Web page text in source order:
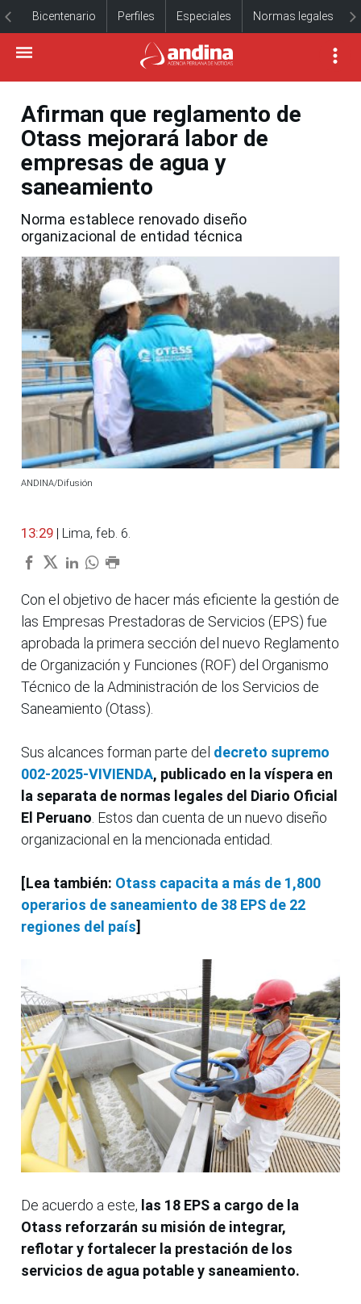
Bicentenario Perfiles Especiales Normas legales
Afirman que reglamento de
Otass mejorará labor de
empresas de agua y
saneamiento
Norma establece renovado diseño
organizacional de entidad técnica
ANDINA/Difusión
13:29 | Lima, feb. 6.
Con el objetivo de hacer más eficiente la gestión de
las Empresas Prestadoras de Servicios (EPS) fue
aprobada la primera sección del nuevo Reglamento
de Organización y Funciones (ROF) del Organismo
Técnico de la Administración de los Servicios de
Saneamiento (Otass).
Sus alcances forman parte del decreto supremo
002-2025-VIVIENDA, publicado en la víspera en
la separata de normas legales del Diario Oficial
El Peruano . Estos dan cuenta de un nuevo diseño
organizacional en la mencionada entidad.
[Lea también: Otass capacita a más de 1,800
operarios de saneamiento de 38 EPS de 22
regiones del país]
De acuerdo a este, las 18 EPS a cargo de la
Otass reforzarán su misión de integrar,
reflotar y fortalecer la prestación de los
servicios de agua potable y saneamiento.